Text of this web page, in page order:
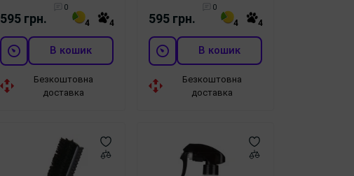
0
4 4
595 грн.
В кошик
Безкоштовна
доставка
0
4 4
595 грн.
В кошик
Безкоштовна
доставка